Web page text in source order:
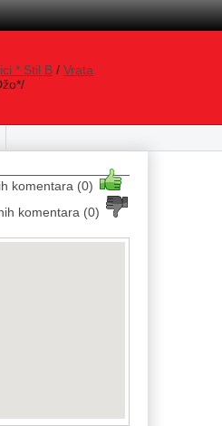
* Stil B /Vrata
komentara (0)
komentara (0)